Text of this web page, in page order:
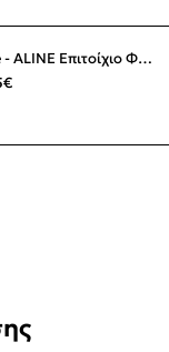
Lucide - ALINE Επιτοίχιο Φωτιστικό LED Διάφανο, Μαύρο Ματ 3000 K